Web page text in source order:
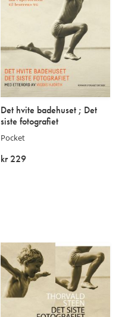
Det hvite badehuset ; Det
siste fotografiet
Pocket
kr 229